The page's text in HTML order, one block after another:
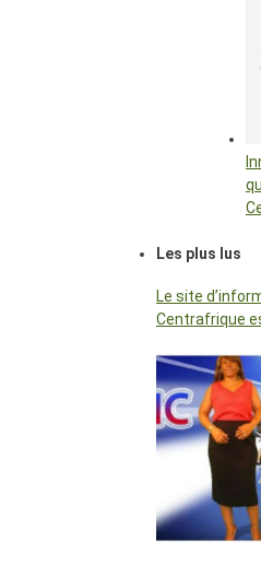
Les plus lus
Le site
Centrafrique